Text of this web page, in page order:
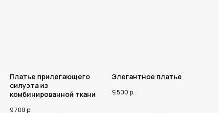
Платье прилегающего
силуэта из
комбинированной ткани
9 700 р.
Элегантное платье
9 500 р.